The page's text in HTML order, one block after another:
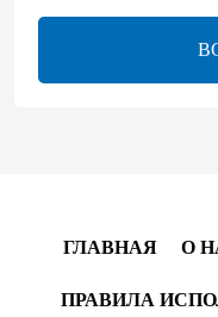
13:26
bp о ходе
Азербайджан
ГЛАВНАЯ О
ПРАВИЛА